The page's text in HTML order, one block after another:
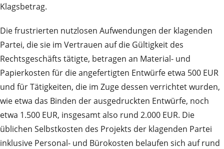
Klagsbetrag.
Die frustrierten nutzlosen Aufwendungen der klagenden
Partei, die sie im Vertrauen auf die Gültigkeit des
Rechtsgeschäfts tätigte, betragen an Material- und
Papierkosten für die angefertigten Entwürfe etwa 500 EUR
und für Tätigkeiten, die im Zuge dessen verrichtet wurden,
wie etwa das Binden der ausgedruckten Entwürfe, noch
etwa 1.500 EUR, insgesamt also rund 2.000 EUR. Die
üblichen Selbstkosten des Projekts der klagenden Partei
inklusive Personal- und Bürokosten belaufen sich auf rund